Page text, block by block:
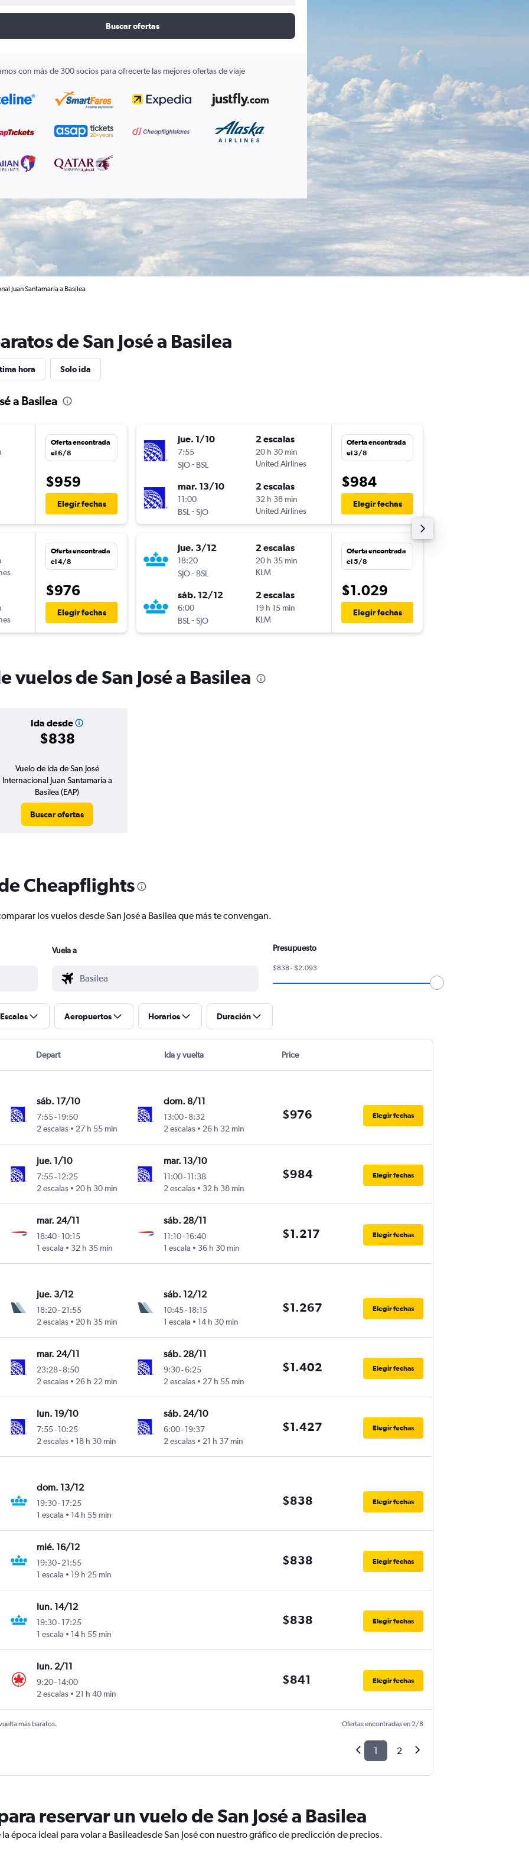
Buscar ofertas
con más de 300 socios para ofrecerte las mejores ofertas de viaje
Juan Santamaría a Basilea
de San José a Basilea
hora Solo ida
a Basilea
Oferta encontrada
el 6/8
$959
Elegir fechas
Oferta encontrada
el 4/8
$976
Elegir fechas
jue. 1/10
7:55
SJO- BSL
2 escalas
20 h 30 min
United Airlines
mar. 13/10
11:00
BSL -SJO
2 escalas
32 h 38 min
United Airlines
Oferta encontrada
el 3/8
$984
Elegir fechas
jue. 3/12
18:20
SJO- BSL
2 escalas
20 h 35 min
KLM
sáb. 12/12
6:00
BSL -SJO
2 escalas
19 h 15 min
KLM
Oferta encontrada
el 5/8
$1.029
Elegir fechas
vuelos de San José a Basilea
Ida desde
$838
Vuelo de ida de San José
Internacional Juan Santamaría a
Basilea (EAP)
Buscar ofertas
Cheapflights
los vuelos desde San José a Basilea que más te convengan.
Vuela a Presupuesto
$838 - $2.093
Escalas Aeropuertos Horarios Duración
Depart Ida y vuelta Price
sáb. 17/10
7:55-19:50
2 escalas
27 h 55 min
dom. 8/11
13:00-8:32
2 escalas
26 h 32 min
$976 Elegir fechas
jue. 1/10
7:55-12:25
2 escalas
20 h 30 min
mar. 13/10
11:00-11:38
2 escalas
32 h 38 min
$984 Elegir fechas
mar. 24/11
18:40-10:15
1 escala
32 h 35 min
sáb. 28/11
11:10-16:40
1 escala
36 h 30 min
$1.217 Elegir fechas
jue. 3/12
18:20-21:55
2 escalas
20 h 35 min
sáb. 12/12
10:45-18:15
1 escala
14 h 30 min
$1.267 Elegir fechas
mar. 24/11
23:28-8:50
2 escalas
26 h 22 min
sáb. 28/11
9:30-6:25
2 escalas
27 h 55 min
$1.402 Elegir fechas
lun. 19/10
7:55-10:25
2 escalas
18 h 30 min
sáb. 24/10
6:00-19:37
2 escalas
21 h 37 min
$1.427 Elegir fechas
dom. 13/12
19:30-17:25
1 escala
14 h 55 min
$838 Elegir fechas
mié. 16/12
19:30-21:55
1 escala
19 h 25 min
$838 Elegir fechas
lun. 14/12
19:30-17:25
1 escala
14 h 55 min
$838 Elegir fechas
lun. 2/11
9:20-14:00
2 escalas
21 h 40 min
$841 Elegir fechas
más baratos. Ofertas encontradas en 2/8
1 2
reservar un vuelo de San José a Basilea
época ideal para volar a Basileadesde San José con nuestro gráfico de predicción de precios.